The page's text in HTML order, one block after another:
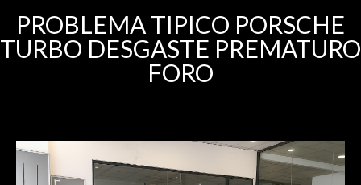
PROBLEMA TIPICO PORSCHE
TURBO DESGASTE PREMATURO
FORO